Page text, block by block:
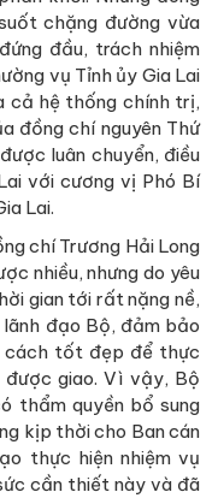
chặng đường vừa
đầu, trách nhiệm
vụ Tỉnh ủy Gia Lai
cả hệ thống chính trị,
đồng chí nguyên Thứ
luân chuyển, điều
với cương vị Phó Bí
Lai.
chí Trương Hải Long
nhiều, nhưng do yêu
gian tới rất nặng nề,
đạo Bộ, đảm bảo
cách tốt đẹp để thực
giao. Vì vậy, Bộ
thẩm quyền bổ sung
kịp thời cho Ban cán
thực hiện nhiệm vụ
cần thiết này và đã